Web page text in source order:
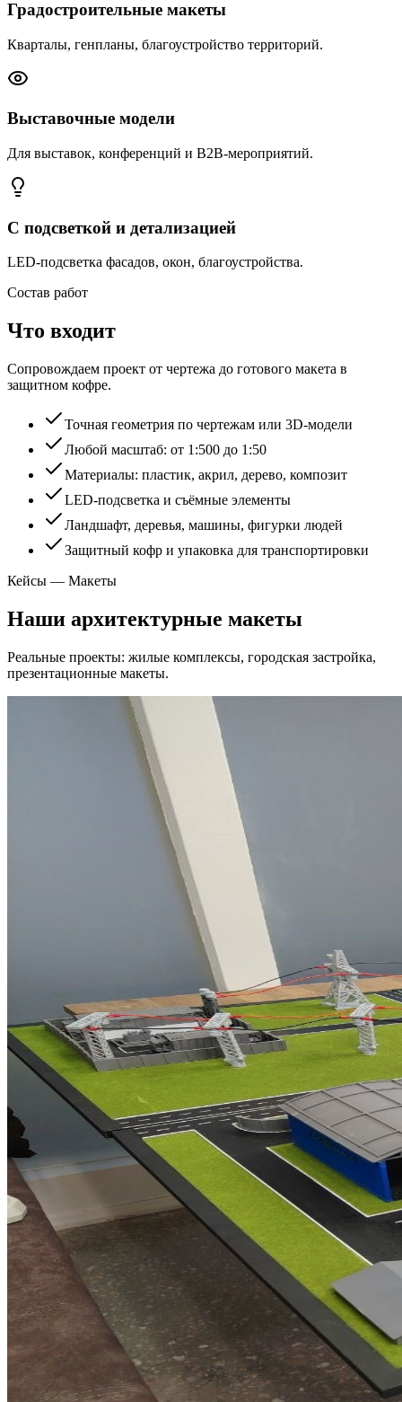
Градостроительные макеты
Кварталы, генпланы, благоустройство территорий.
Выставочные модели
Для выставок, конференций и B2B-мероприятий.
С подсветкой и детализацией
LED-подсветка фасадов, окон, благоустройства.
Состав работ
Что входит
Сопровождаем проект от чертежа до готового макета в
защитном кофре.
Точная геометрия по чертежам или 3D-модели
Любой масштаб: от 1:500 до 1:50
Материалы: пластик, акрил, дерево, композит
LED-подсветка и съёмные элементы
Ландшафт, деревья, машины, фигурки людей
Защитный кофр и упаковка для транспортировки
Кейсы — Макеты
Наши архитектурные макеты
Реальные проекты: жилые комплексы, городская застройка,
презентационные макеты.